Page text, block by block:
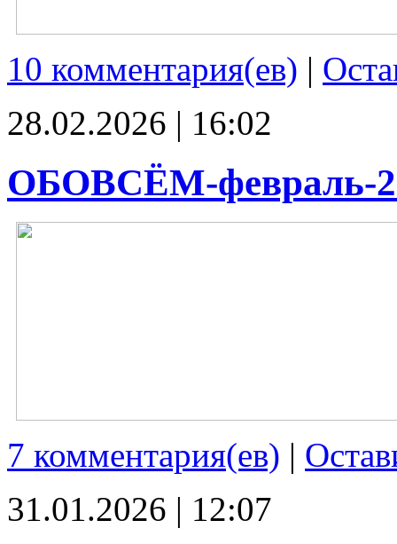
10 комментария(ев) |
28.02.2026 | 16:02
ОБОВСЁМ-февраль-
7 комментария(ев) |
31.01.2026 | 12:07